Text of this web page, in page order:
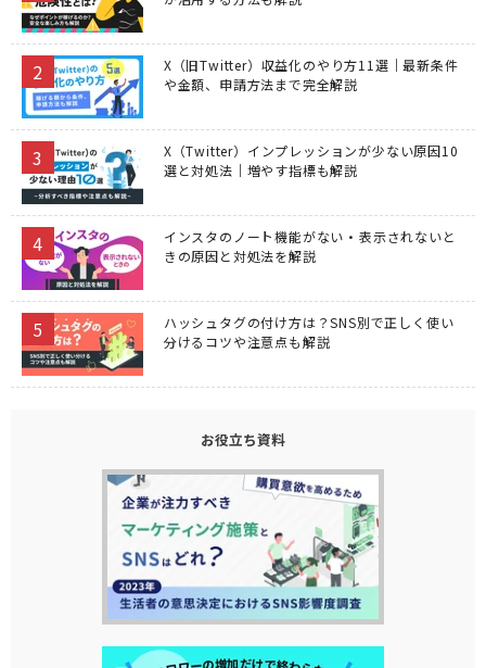
X（旧Twitter）収益化のやり方11選｜最新条件
や金額、申請方法まで完全解説
X（Twitter）インプレッションが少ない原因10
選と対処法｜増やす指標も解説
インスタのノート機能がない・表示されないと
きの原因と対処法を解説
ハッシュタグの付け方は？SNS別で正しく使い
分けるコツや注意点も解説
お役立ち資料